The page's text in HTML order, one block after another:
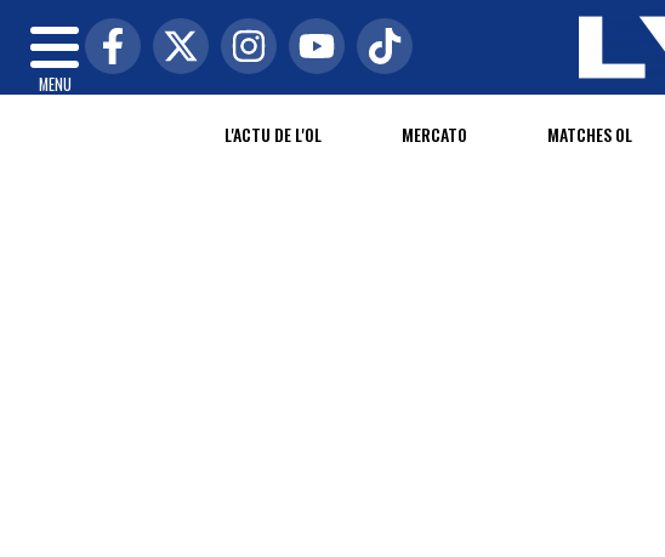
MENU
L'ACTU DE L'OL MERCATO MATCHES OL